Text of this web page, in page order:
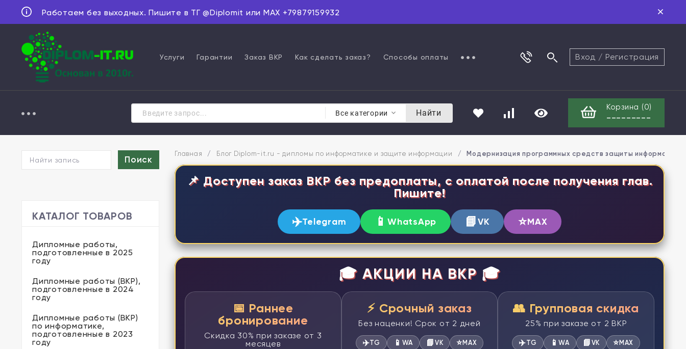
Работаем без выходных. Пишите в ТГ @Diplomit или MAX +79879159932
Услуги Гарантии Заказ ВКР Как сделать заказ? Способы оплаты Вход / Регистрация
Все категории Найти
Корзина (0)
---------
КАТАЛОГ ТОВАРОВ
Дипломные работы,
подготовленные в 2025
году
Дипломные работы (ВКР),
подготовленные в 2024
году
Дипломные работы (ВКР)
по информатике,
подготовленные в 2023
году
Главная / Блог Diplom-it.ru - дипломы по информатике и защите информации / Модернизация программных средств защиты информации
📌 Доступен заказ ВКР без предоплаты, с оплатой после получения глав.
Пишите!
✈️Telegram 📱WhatsApp 📘VK ⭐MAX
🎓 АКЦИИ НА ВКР 🎓
📅 Раннее
бронирование
Скидка 30% при заказе от 3
месяцев
⚡ Срочный заказ
Без наценки! Срок от 2 дней
✈️TG 📱 WA 📘 VK ⭐MAX
👥 Групповая скидка
25% при заказе от 2 ВКР
✈️TG 📱WA 📘 VK ⭐MAX